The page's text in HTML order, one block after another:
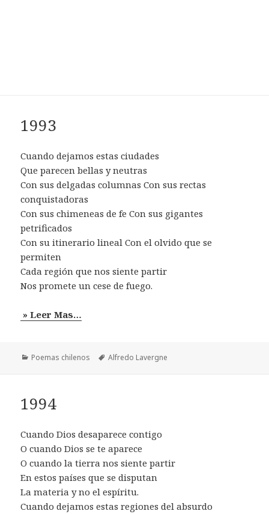
1993
Cuando dejamos estas ciudades
Que parecen bellas y neutras
Con sus delgadas columnas Con sus rectas
conquistadoras
Con sus chimeneas de fe Con sus gigantes
petrificados
Con su itinerario lineal Con el olvido que se
permiten
Cada región que nos siente partir
Nos promete un cese de fuego.
» Leer Mas…
Categorías
Poemas chilenos Etiquetas
Alfredo Lavergne
1994
Cuando Dios desaparece contigo
O cuando Dios se te aparece
O cuando la tierra nos siente partir
En estos países que se disputan
La materia y no el espíritu.
Cuando dejamos estas regiones del absurdo